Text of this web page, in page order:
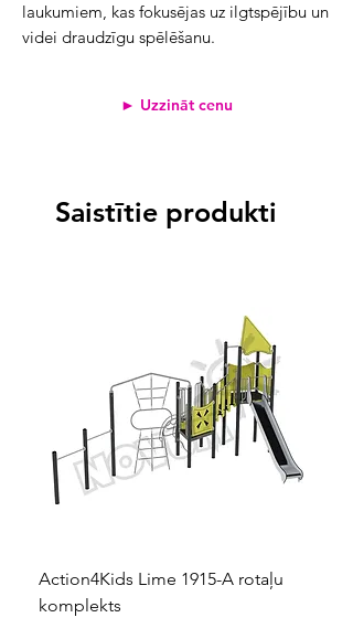
laukumiem, kas fokusējas uz ilgtspējību un
videi draudzīgu spēlēšanu.
► Uzzināt cenu
Saistītie produkti
Action4Kids Lime 1915-A rotaļu
komplekts